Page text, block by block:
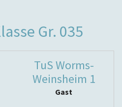
Gr. 035
TuS Worms-
Weinsheim 1
Gast